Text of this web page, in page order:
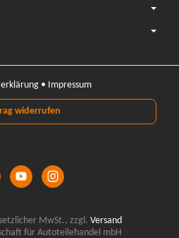
• Impressum
widerrufen
MwSt., zzgl. Versand
für Autoteilehandel mbH